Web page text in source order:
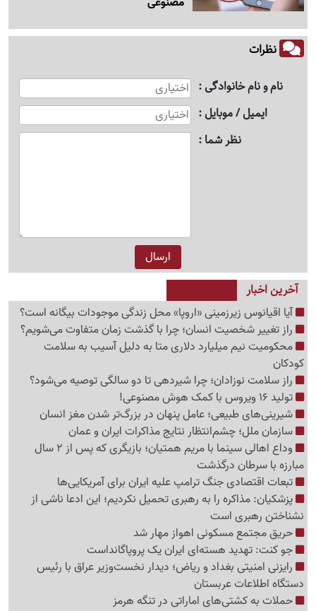
نظرات
نام و نام خانوادگی
ایمیل / موبایل
نظر شما
آخرین اخبار
آیا اقیانوس زیرزمینی «اروپا» محل زندگی موجودات بیگانه است؟
راز تغییر شخصیت انسان؛ چرا با گذشت زمان متفاوت می‌شویم؟
محکومیت نیم میلیارد دلاری متا به دلیل آسیب به سلامت
کودکان
راز سلامت نوزادان؛ چرا شیردهی تا دو سالگی توصیه می‌شود؟
تولید 16 ویروس با کمک هوش مصنوعی!
شیرینی‌های طبیعی؛ عامل پنهان در بزرگ‌تر شدن مغز انسان
سازمان ملل؛ چشم‌انتظار نتایج مذاکرات ایران و عمان
وداع اهالی سینما با مریم همتیان؛ بازیگری که پس از 2 سال
مبارزه با سرطان درگذشت
تبعات اقتصادی جنگ ترامپ علیه ایران برای آمریکایی‌ها
پزشکیان: مذاکره را به رهبری تحمیل نکردیم؛ این ادعا ناشی از
نشناختن رهبری است
حریق مجتمع مسکونی اهواز مهار شد
جو کنت: تهدید هسته‌ای ایران یک پروپاگانداست
رایزنی امنیتی بغداد و ریاض؛ دیدار نخست‌وزیر عراق با رئیس
دستگاه اطلاعات عربستان
حملات به کشتی‌های اماراتی در تنگه هرمز